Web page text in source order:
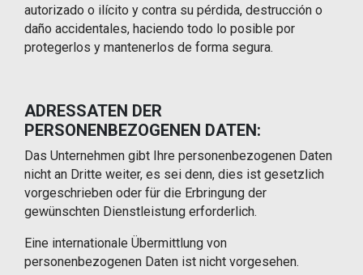
autorizado o ilícito y contra su pérdida, destrucción o
daño accidentales, haciendo todo lo posible por
protegerlos y mantenerlos de forma segura.
ADRESSATEN DER
PERSONENBEZOGENEN DATEN:
Das Unternehmen gibt Ihre personenbezogenen Daten
nicht an Dritte weiter, es sei denn, dies ist gesetzlich
vorgeschrieben oder für die Erbringung der
gewünschten Dienstleistung erforderlich.
Eine internationale Übermittlung von
personenbezogenen Daten ist nicht vorgesehen.